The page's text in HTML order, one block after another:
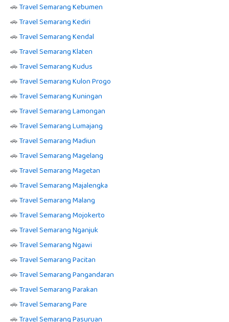
🚗Travel Semarang Kebumen
🚗Travel Semarang Kediri
🚗Travel Semarang Kendal
🚗Travel Semarang Klaten
🚗Travel Semarang Kudus
🚗Travel Semarang Kulon Progo
🚗Travel Semarang Kuningan
🚗Travel Semarang Lamongan
🚗Travel Semarang Lumajang
🚗Travel Semarang Madiun
🚗Travel Semarang Magelang
🚗Travel Semarang Magetan
🚗Travel Semarang Majalengka
🚗Travel Semarang Malang
🚗Travel Semarang Mojokerto
🚗Travel Semarang Nganjuk
🚗Travel Semarang Ngawi
🚗Travel Semarang Pacitan
🚗Travel Semarang Pangandaran
🚗Travel Semarang Parakan
🚗Travel Semarang Pare
🚗Travel Semarang Pasuruan